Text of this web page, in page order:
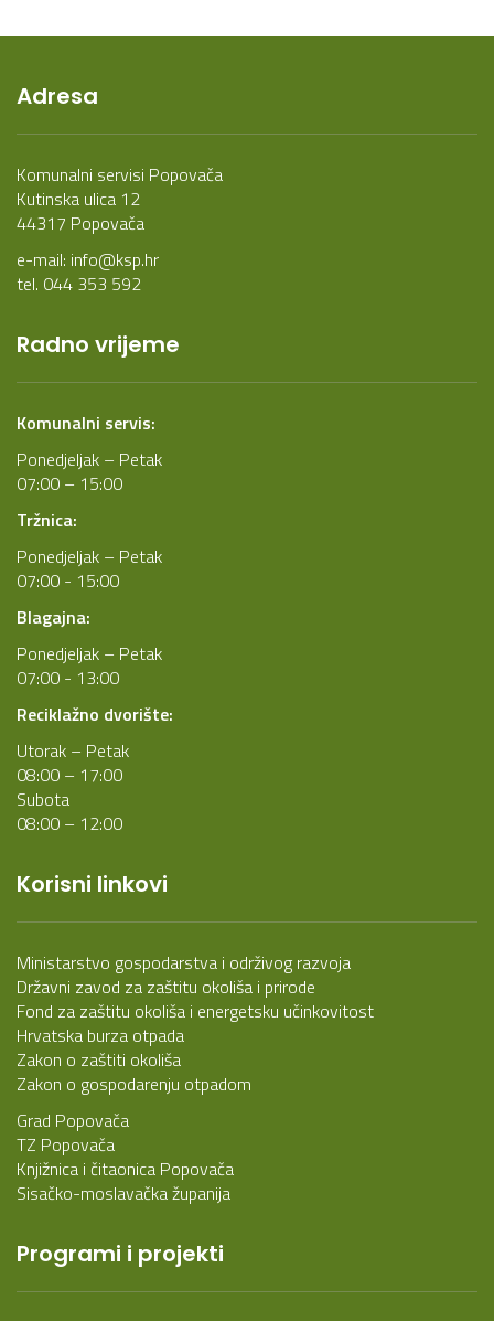
Adresa
Komunalni servisi Popovača
Kutinska ulica 12
44317 Popovača
e-mail: info@ksp.hr
tel. 044 353 592
Radno vrijeme
Komunalni servis:
Ponedjeljak – Petak
07:00 – 15:00
Tržnica:
Ponedjeljak – Petak
07:00 - 15:00
Blagajna:
Ponedjeljak – Petak
07:00 - 13:00
Reciklažno dvorište:
Utorak – Petak
08:00 – 17:00
Subota
08:00 – 12:00
Korisni linkovi
Ministarstvo gospodarstva i održivog razvoja
Državni zavod za zaštitu okoliša i prirode
Fond za zaštitu okoliša i energetsku učinkovitost
Hrvatska burza otpada
Zakon o zaštiti okoliša
Zakon o gospodarenju otpadom
Grad Popovača
TZ Popovača
Knjižnica i čitaonica Popovača
Sisačko-moslavačka županija
Programi i projekti